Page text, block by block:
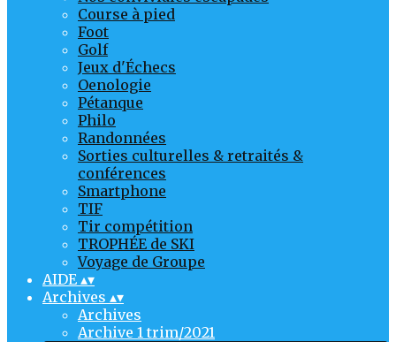
Course à pied
Foot
Golf
Jeux d'Échecs
Oenologie
Pétanque
Philo
Randonnées
Sorties culturelles & retraités &
conférences
Smartphone
TIF
Tir compétition
TROPHÉE de SKI
Voyage de Groupe
AIDE ▴▾
Archives ▴▾
Archives
Archive 1 trim/2021